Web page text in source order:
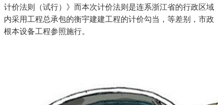
计价法则（试行）》而本次计价法则是连系浙江省的行政区域
内采用工程总承包的衡宇建建工程的计价勾当，等差别，市政
根本设备工程参照施行。